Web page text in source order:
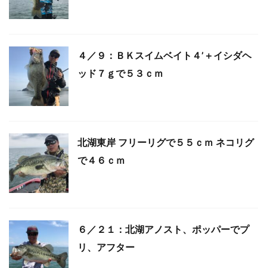
４／９：ＢＫスイムベイト４’＋イシダヘ
ッド７ｇで５３ｃｍ
北湖東岸 フリーリグで５５ｃｍ ネコリグ
で４６ｃｍ
６／２１：北湖アノスト、ポッパーでプ
リ、アフター